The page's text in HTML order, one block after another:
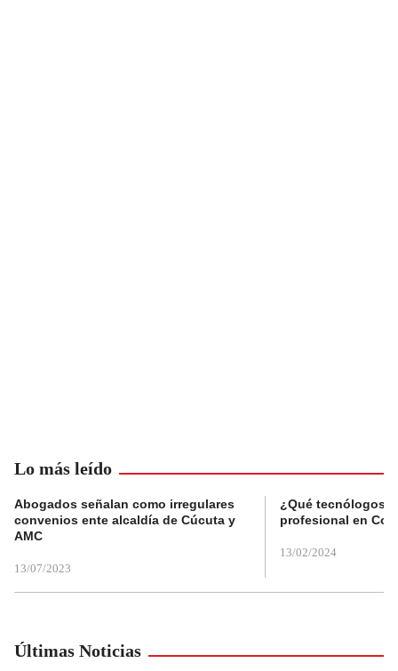
Lo más leído
Abogados señalan como irregulares
convenios ente alcaldía de Cúcuta y
AMC
13/07/2023
¿Qué tecnólogos
profesional en
13/02/2024
Últimas Noticias